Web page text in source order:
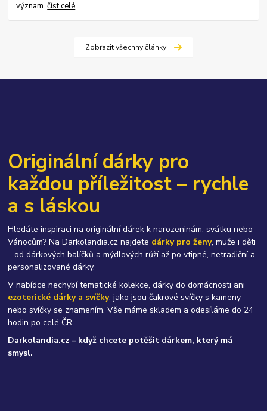
význam.číst celé
Zobrazit všechny články
Originální dárky pro
každou příležitost – rychle
a s láskou
Hledáte inspiraci na originální dárek k narozeninám, svátku nebo
Vánocům? Na Darkolandia.cz najdete dárky pro ženy, muže i děti
– od dárkových balíčků a mýdlových růží až po vtipné, netradiční a
personalizované dárky.
V nabídce nechybí tematické kolekce, dárky do domácnosti ani
ezoterické dárky a svíčky, jako jsou čakrové svíčky s kameny
nebo svíčky se znamením. Vše máme skladem a odesíláme do 24
hodin po celé ČR.
Darkolandia.cz – když chcete potěšit dárkem, který má
smysl.